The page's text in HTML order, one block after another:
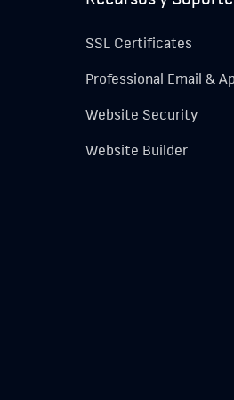
SSL Certificates
Professional Email &
Website Security
Website Builder